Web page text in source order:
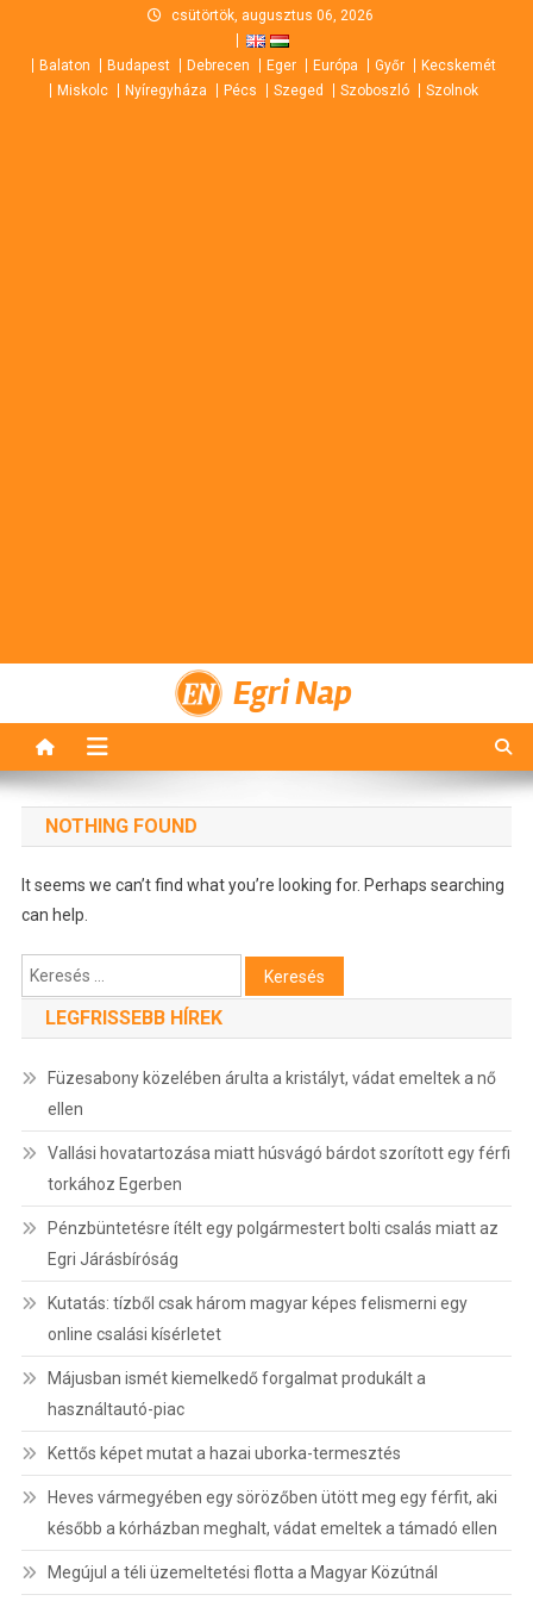
content
csütörtök, augusztus 06, 2026
Balaton Budapest Debrecen Eger Európa Győr
Kecskemét
Miskolc
Nyíregyháza Pécs Szeged Szoboszló Szolnok
Egri Nap
NOTHING FOUND
It seems we can’t find what you’re looking for. Perhaps searching
can help.
Keresés:
LEGFRISSEBB HÍREK
Füzesabony közelében árulta a kristályt, vádat emeltek a nő
ellen
Vallási hovatartozása miatt húsvágó bárdot szorított egy férfi
torkához Egerben
Pénzbüntetésre ítélt egy polgármestert bolti csalás miatt az
Egri Járásbíróság
Kutatás: tízből csak három magyar képes felismerni egy
online csalási kísérletet
Májusban ismét kiemelkedő forgalmat produkált a
használtautó-piac
Kettős képet mutat a hazai uborka-termesztés
Heves vármegyében egy sörözőben ütött meg egy férfit, aki
később a kórházban meghalt, vádat emeltek a támadó ellen
Megújul a téli üzemeltetési flotta a Magyar Közútnál